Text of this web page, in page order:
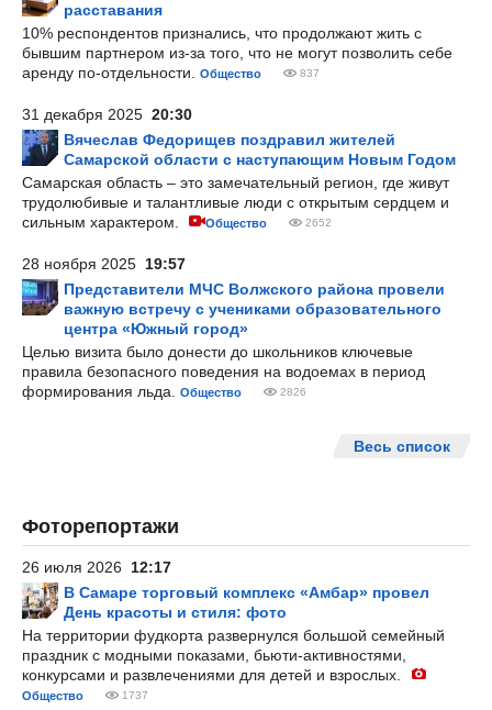
расставания
10% респондентов признались, что продолжают жить с
бывшим партнером из-за того, что не могут позволить себе
аренду по-отдельности.
Общество 837
31 декабря 2025 20:30
Вячеслав Федорищев поздравил жителей
Самарской области с наступающим Новым Годом
Самарская область – это замечательный регион, где живут
трудолюбивые и талантливые люди с открытым сердцем и
сильным характером.
Общество 2652
28 ноября 2025 19:57
Представители МЧС Волжского района провели
важную встречу с учениками образовательного
центра «Южный город»
Целью визита было донести до школьников ключевые
правила безопасного поведения на водоемах в период
формирования льда.
Общество 2826
Весь список
Фоторепортажи
26 июля 2026 12:17
В Самаре торговый комплекс «Амбар» провел
День красоты и стиля: фото
На территории фудкорта развернулся большой семейный
праздник с модными показами, бьюти-активностями,
конкурсами и развлечениями для детей и взрослых.
Общество 1737